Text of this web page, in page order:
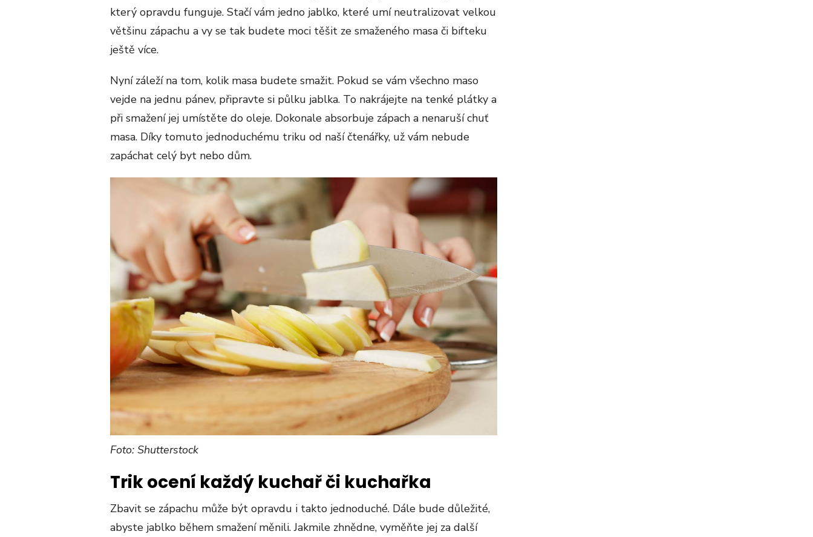
který opravdu funguje. Stačí vám jedno jablko, které umí neutralizovat velkou
většinu zápachu a vy se tak budete moci těšit ze smaženého masa či bifteku
ještě více.
Nyní záleží na tom, kolik masa budete smažit. Pokud se vám všechno maso
vejde na jednu pánev, připravte si půlku jablka. To nakrájejte na tenké plátky a
při smažení jej umístěte do oleje. Dokonale absorbuje zápach a nenaruší chuť
masa. Díky tomuto jednoduchému triku od naší čtenářky, už vám nebude
zapáchat celý byt nebo dům.
Foto: Shutterstock
Trik ocení každý kuchař či kuchařka
Zbavit se zápachu může být opravdu i takto jednoduché. Dále bude důležité,
abyste jablko během smažení měnili. Jakmile zhnědne, vyměňte jej za další